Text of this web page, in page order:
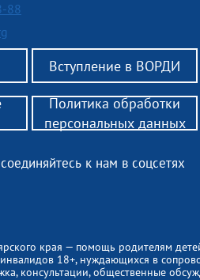
88
Вступление в ВОРДИ
края — помощь родителям
18+, нуждающихся в
консультации, общественные
к нам в соцсетях
Политика обработки
персональных данных